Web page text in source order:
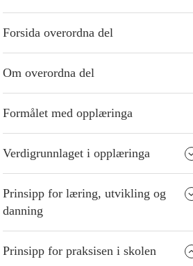
Forsida overordna del
Om overordna del
Formålet med opplæringa
Verdigrunnlaget i opplæringa
Prinsipp for læring, utvikling og
danning
Prinsipp for praksisen i skolen